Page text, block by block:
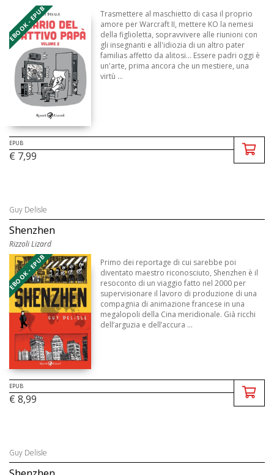
EBOOK - EPUB
Trasmettere al maschietto di casa il proprio
amore per Warcraft II, mettere KO la nemesi
della figlioletta, sopravvivere alle riunioni con
gli insegnanti e all'idiozia di un altro pater
familias affetto da alitosi... Essere padri oggi è
un'arte, prima ancora che un mestiere, una
virtù ...
EPUB
€ 7,99
Guy Delisle
Shenzhen
Rizzoli Lizard
EBOOK - EPUB
Primo dei reportage di cui sarebbe poi
diventato maestro riconosciuto, Shenzhen è il
resoconto di un viaggio fatto nel 2000 per
supervisionare il lavoro di produzione di una
compagnia di animazione francese in una
megalopoli della Cina meridionale. Già ricchi
dell’arguzia e dell’accura ...
EPUB
€ 8,99
Guy Delisle